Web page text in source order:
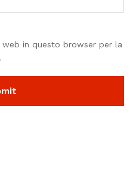
in questo browser per la